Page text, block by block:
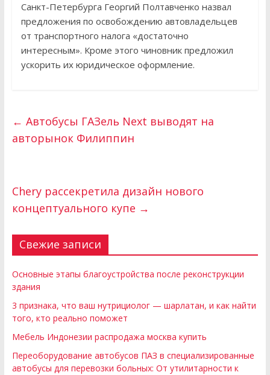
Санкт-Петербурга Георгий Полтавченко назвал
предложения по освобождению автовладельцев
от транспортного налога «достаточно
интересным». Кроме этого чиновник предложил
ускорить их юридическое оформление.
← Автобусы ГАЗель Next выводят на
авторынок Филиппин
Chery рассекретила дизайн нового
концептуального купе →
Свежие записи
Основные этапы благоустройства после реконструкции
здания
3 признака, что ваш нутрициолог — шарлатан, и как найти
того, кто реально поможет
Мебель Индонезии распродажа москва купить
Переоборудование автобусов ПАЗ в специализированные
автобусы для перевозки больных: От утилитарности к